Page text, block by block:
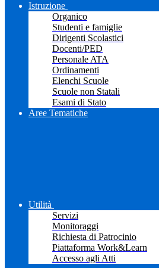
Istruzione
Organico
Studenti e famiglie
Dirigenti Scolastici
Docenti/PED
Personale ATA
Ordinamenti
Elenchi Scuole
Scuole non Statali
Esami di Stato
Aree Tematiche
Utilità
Servizi
Monitoraggi
Richiesta di Patrocinio
Piattaforma Work&Learn
Accesso agli Atti